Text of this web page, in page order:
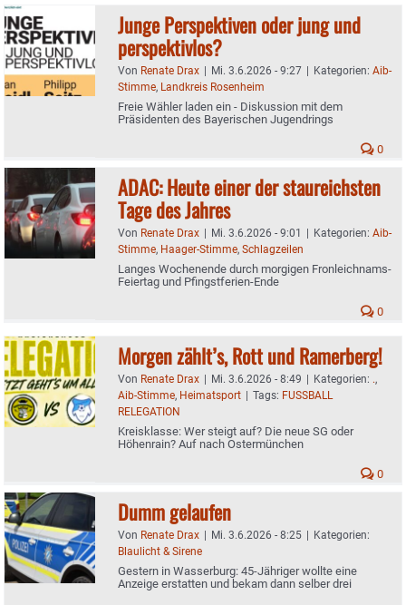
Junge Perspektiven oder jung und
perspektivlos?
Von Renate Drax | Mi. 3.6.2026 - 9:27 | Kategorien: Aib-
Stimme, Landkreis Rosenheim
Freie Wähler laden ein - Diskussion mit dem
Präsidenten des Bayerischen Jugendrings
0
ADAC: Heute einer der staureichsten
Tage des Jahres
Von Renate Drax | Mi. 3.6.2026 - 9:01 | Kategorien: Aib-
Stimme, Haager-Stimme, Schlagzeilen
Langes Wochenende durch morgigen Fronleichnams-
Feiertag und Pfingstferien-Ende
0
Morgen zählt’s, Rott und Ramerberg!
Von Renate Drax | Mi. 3.6.2026 - 8:49 | Kategorien: .,
Aib-Stimme, Heimatsport | Tags: FUSSBALL
RELEGATION
Kreisklasse: Wer steigt auf? Die neue SG oder
Höhenrain? Auf nach Ostermünchen
0
Dumm gelaufen
Von Renate Drax | Mi. 3.6.2026 - 8:25 | Kategorien:
Blaulicht & Sirene
Gestern in Wasserburg: 45-Jähriger wollte eine
Anzeige erstatten und bekam dann selber drei